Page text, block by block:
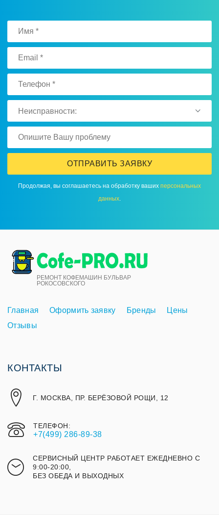
Неисправности:
ОТПРАВИТЬ ЗАЯВКУ
Продолжая, вы соглашаетесь на обработку ваших персональных
данных.
РЕМОНТ КОФЕМАШИН БУЛЬВАР
РОКОСОВСКОГО
Главная Оформить заявку Бренды
Цены
Отзывы
КОНТАКТЫ
Г. МОСКВА, ПР. БЕРЁЗОВОЙ РОЩИ, 12
ТЕЛЕФОН:
+7(499) 286-89-38
СЕРВИСНЫЙ ЦЕНТР РАБОТАЕТ ЕЖЕДНЕВНО С
9:00-20:00,
БЕЗ ОБЕДА И ВЫХОДНЫХ